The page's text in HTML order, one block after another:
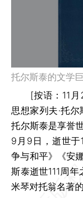
托尔斯泰的文学
[按语： 11
思想家列夫·托尔
托尔斯泰是享誉
9月9日，逝世于
争与和平》《安
斯泰逝世111周
米琴对托翁名著的